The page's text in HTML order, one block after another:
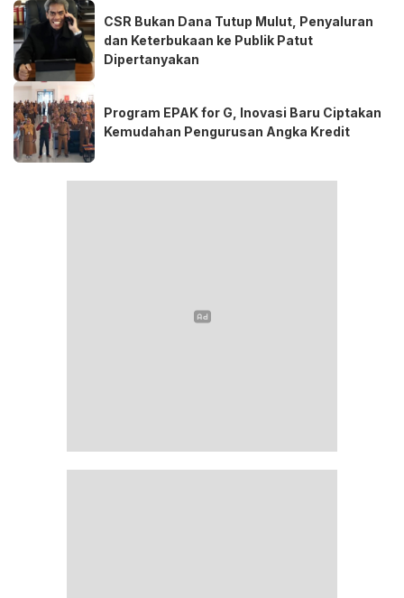
CSR Bukan Dana Tutup Mulut, Penyaluran
dan Keterbukaan ke Publik Patut
Dipertanyakan
Program EPAK for G, Inovasi Baru Ciptakan
Kemudahan Pengurusan Angka Kredit